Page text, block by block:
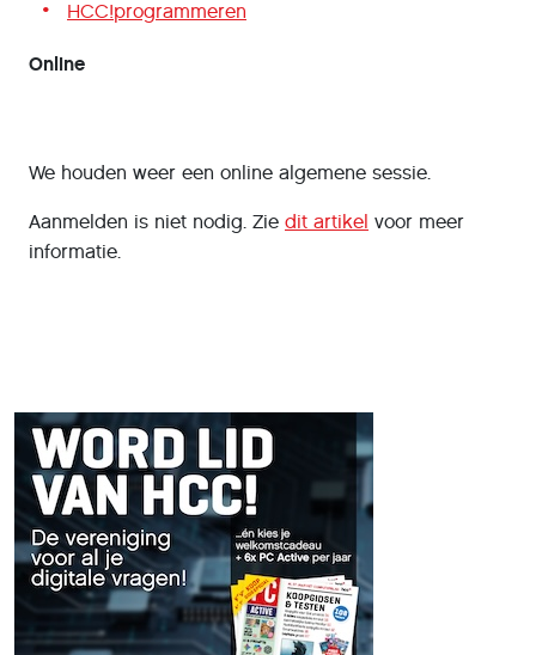
HCC!programmeren
Online
We houden weer een online algemene sessie.
Aanmelden is niet nodig. Zie dit artikel voor meer
informatie.